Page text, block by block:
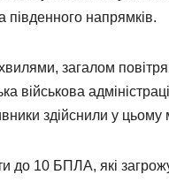
південного напрямків.
загалом
військова
здійснили у цьому
до 10 БПЛА, які